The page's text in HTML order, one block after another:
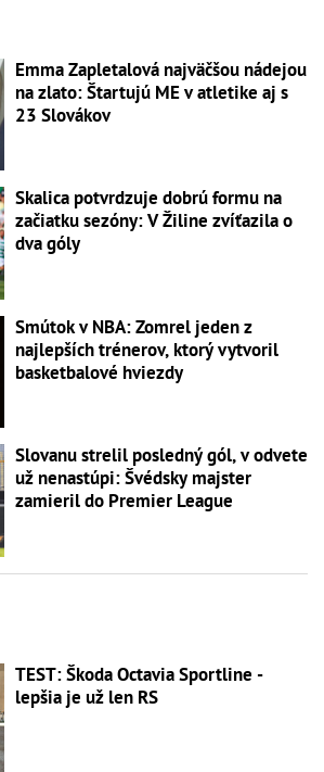
Emma Zapletalová najväčšou nádejou
na zlato: Štartujú ME v atletike aj s
23 Slovákov
Skalica potvrdzuje dobrú formu na
začiatku sezóny: V Žiline zvíťazila o
dva góly
Smútok v NBA: Zomrel jeden z
najlepších trénerov, ktorý vytvoril
basketbalové hviezdy
Slovanu strelil posledný gól, v odvete
už nenastúpi: Švédsky majster
zamieril do Premier League
TEST: Škoda Octavia Sportline -
lepšia je už len RS